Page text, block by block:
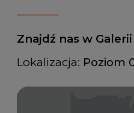
Znajdź nas w
Lokalizacja: Poziom